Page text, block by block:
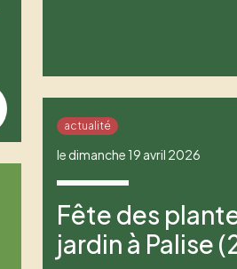
actualité
le dimanche 19 avril 2026
Fête des
jardin à Palise